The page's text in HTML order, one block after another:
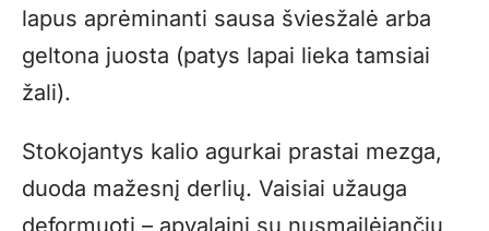
lapus aprėminanti sausa šviesžalė arba
geltona juosta (patys lapai lieka tamsiai
žali).
Stokojantys kalio agurkai prastai mezga,
duoda mažesnį derlių. Vaisiai užauga
deformuoti – apvalaini su nusmailėjančiu